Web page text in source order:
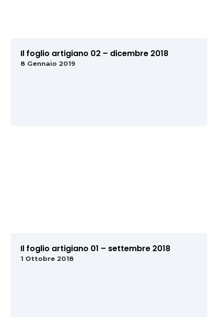
Il foglio artigiano 02 – dicembre 2018
8 Gennaio 2019
Il foglio artigiano 01 – settembre 2018
1 Ottobre 2018